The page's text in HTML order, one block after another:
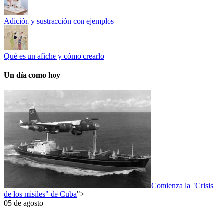
Adición y sustracción con ejemplos
Qué es un afiche y cómo crearlo
Un día como hoy
Comienza la "Crisis
de los misiles" de Cuba">
05 de agosto